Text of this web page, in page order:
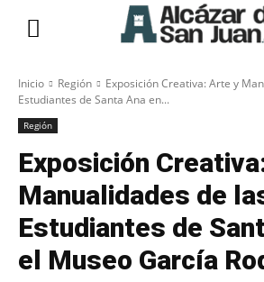
Inicio Región
Exposición Creativa: Arte y
Estudiantes de Santa Ana en...
Región
Exposición
Manualidades de
Estudiantes de
el Museo García